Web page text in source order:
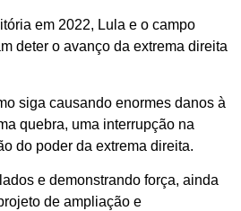
em 2022, Lula e o campo
deter o avanço da extrema direita
siga causando enormes danos à
quebra, uma interrupção na
do poder da extrema direita.
e demonstrando força, ainda
de ampliação e